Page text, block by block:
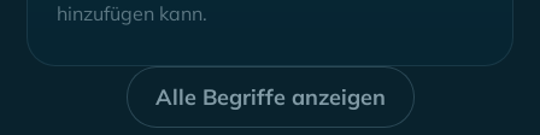
hinzufügen kann.
Alle Begriffe anzeigen